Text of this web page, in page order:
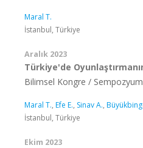
Maral T.
İstanbul, Türkiye
Aralık 2023
Türkiye'de
Bilimsel Kongre /
Maral T., Efe E., Sinav A.,
İstanbul, Türkiye
Ekim 2023